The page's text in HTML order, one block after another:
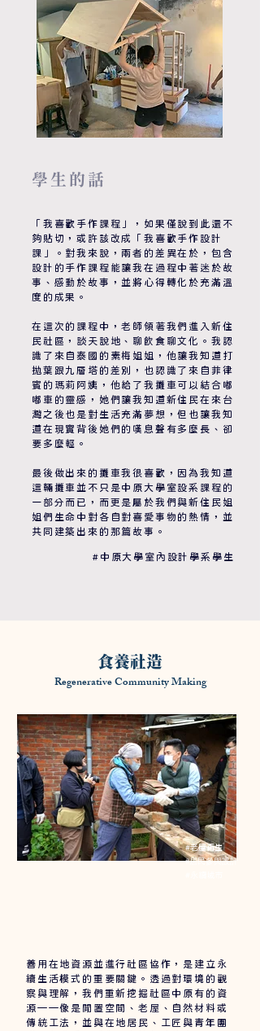
「我喜歡手作課程」，如果僅說到此還不
夠貼切，或許該改成「我喜歡手作設計
課」。對我來說，兩者的差異在於，包含
設計的手作課程能讓我在過程中著迷於故
事、感動於故事，並將心得轉化於充滿溫
度的成果。
在這次的課程中，老師領著我們進入新住
民社區，談天說地、聊飲食聊文化。我認
識了來自泰國的素梅姐姐，他讓我知道打
拋葉跟九層塔的差別，也認識了來自菲律
賓的瑪莉阿姨，他給了我攤車可以結合嘟
嘟車的靈感，她們讓我知道新住民在來台
灣之後也是對生活充滿夢想，但也讓我知
道在現實背後她們的嘆息聲有多麼長、卻
要多麼輕。
最後做出來的攤車我很喜歡，因為我知道
這輛攤車並不只是中原大學室設系課程的
一部分而已，而更是屬於我們與新住民姐
姐們生命中對各自對喜愛事物的熱情，並
共同建築出來的那篇故事。
​學生的話
#中原大學室內設計學系學生
食養社造
Regenerative Community Making
#老屋再生
#居民參與設計
善用在地資源並進行社區協作，是建立永
續生活模式的重要關鍵。透過對環境的觀
察與理解，我們重新挖掘社區中原有的資
源——像是閒置空間、老屋、自然材料或
傳統工法，並與在地居民、工匠與青年團